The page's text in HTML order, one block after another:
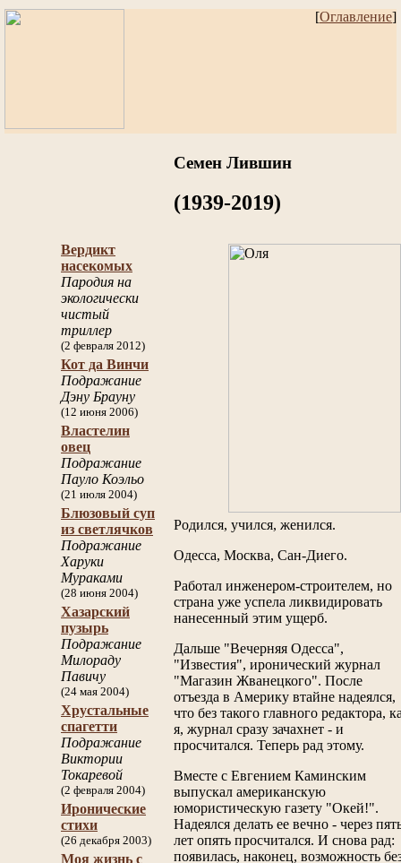
[Оглавление]
Семен Лившин
(1939-2019)
Вердикт
насекомых
Пародия на
экологически
чистый
триллер
(2 февраля 2012)
Кот да Винчи
Подражание
Дэну Брауну
(12 июня 2006)
Властелин
овец
Подражание
Пауло Коэльо
(21 июля 2004)
Блюзовый суп
из светлячков
Подражание
Харуки
Мураками
(28 июня 2004)
Хазарский
пузырь
Подражание
Милораду
Павичу
(24 мая 2004)
Хрустальные
спагетти
Подражание
Виктории
Токаревой
(2 февраля 2004)
Иронические
стихи
(26 декабря 2003)
Моя жизнь с
Родился, учился, женился.
Одесса, Москва, Сан-Диего.
Работал инженером-строителем, но
страна уже успела ликвидировать
нанесенный этим ущерб.
Дальше "Вечерняя Одесса",
"Известия", иронический журнал
"Магазин Жванецкого". После
отъезда в Америку втайне надеялся,
что без такого главного редактора,
я, журнал сразу зачахнет - и
просчитался. Теперь рад этому.
Вместе с Евгением Каминским
выпускал американскую
юмористическую газету "Окей!".
Надеялся делать ее вечно - через
лет опять просчитался. И снова рад:
появилась, наконец, возможность